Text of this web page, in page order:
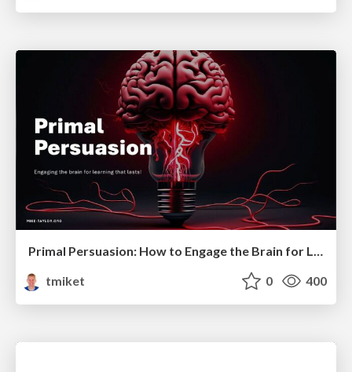
Primal Persuasion: How to Engage the Brain for Learning That Lasts
tmiket
0 400